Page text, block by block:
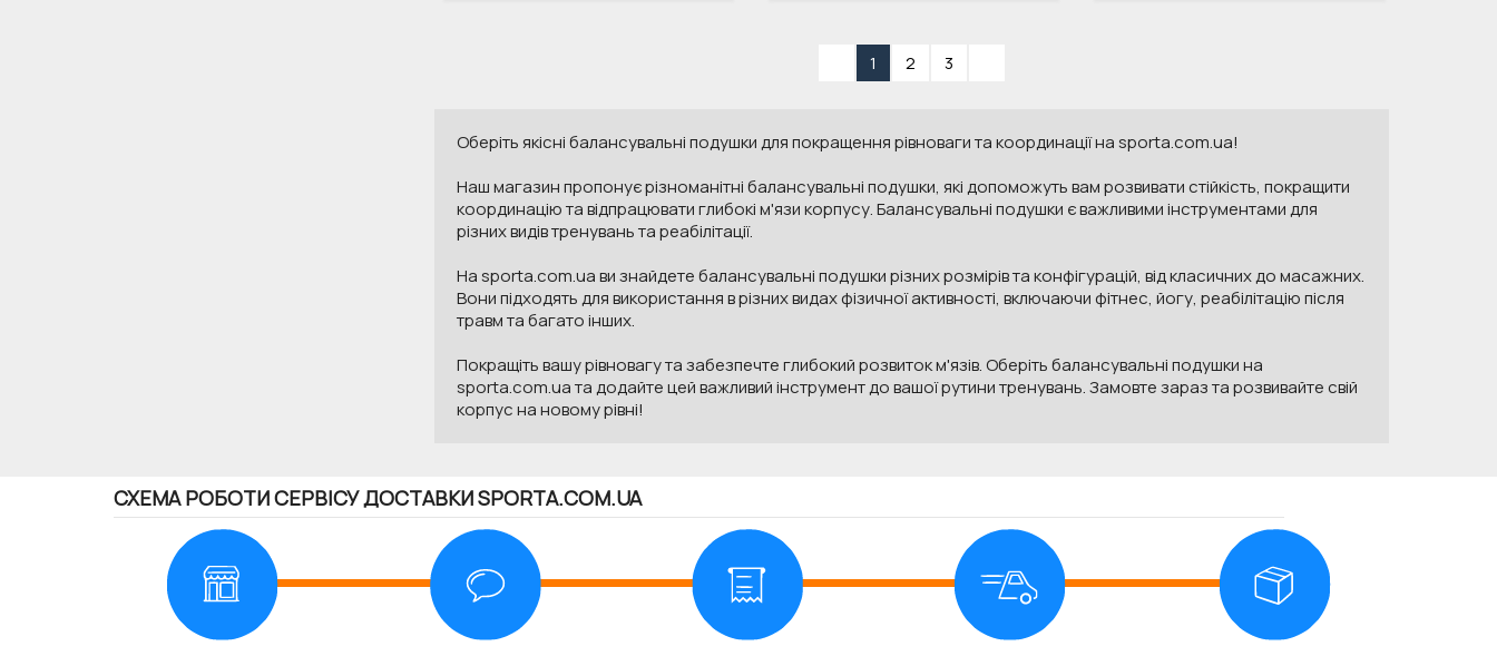
1 2 3
Оберіть якісні балансувальні подушки для покращення рівноваги та координації на sporta.com.ua!
Наш магазин пропонує різноманітні балансувальні подушки, які допоможуть вам розвивати стійкість, покращити
координацію та відпрацювати глибокі м'язи корпусу. Балансувальні подушки є важливими інструментами для
різних видів тренувань та реабілітації.
На sporta.com.ua ви знайдете балансувальні подушки різних розмірів та конфігурацій, від класичних до масажних.
Вони підходять для використання в різних видах фізичної активності, включаючи фітнес, йогу, реабілітацію після
травм та багато інших.
Покращіть вашу рівновагу та забезпечте глибокий розвиток м'язів. Оберіть балансувальні подушки на
sporta.com.ua та додайте цей важливий інструмент до вашої рутини тренувань. Замовте зараз та розвивайте свій
корпус на новому рівні!
СХЕМА РОБОТИ СЕРВІСУ ДОСТАВКИ SPORTA.COM.UA